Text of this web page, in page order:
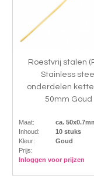
Roestvrij stalen
Stainless steel
onderdelen
50mm Goud
Maat:
ca.
Inhoud:
10 stuks
Kleur:
Goud
Prijs:
Inloggen voor prijzen